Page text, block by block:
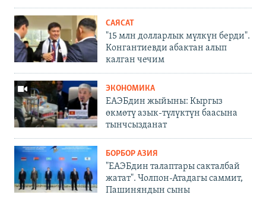
САЯСАТ
"15 млн долларлык мүлкүн берди".
Конгантиевди абактан алып
калган чечим
ЭКОНОМИКА
ЕАЭБдин жыйыны: Кыргыз
өкмөтү азык-түлүктүн баасына
тынчсызданат
БОРБОР АЗИЯ
"ЕАЭБдин талаптары сакталбай
жатат". Чолпон-Атадагы саммит,
Пашиняндын сыны